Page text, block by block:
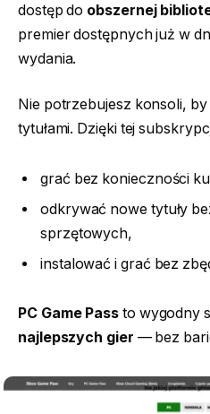
dostęp do obszernej
premier dostępnych już w
wydania.
Nie potrzebujesz konsoli,
tytułami. Dzięki tej
grać bez konieczności
odkrywać nowe tytuły
sprzętowych,
instalować i grać bez
PC Game Pass to wygodny
najlepszych gier — bez